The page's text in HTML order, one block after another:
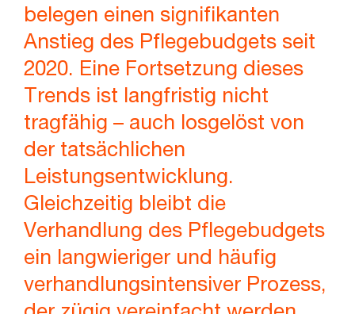
belegen einen signifikanten
Anstieg des Pflegebudgets seit
2020. Eine Fortsetzung dieses
Trends ist langfristig nicht
tragfähig – auch losgelöst von
der tatsächlichen
Leistungsentwicklung.
Gleichzeitig bleibt die
Verhandlung des Pflegebudgets
ein langwieriger und häufig
verhandlungsintensiver Prozess,